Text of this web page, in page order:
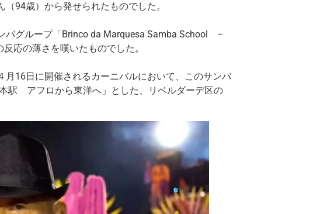
94歳）から発せられたものでした。
バグループ「Brinco da Marquesa Samba School –
応の薄さを嘆いたものでした。
16日に開催されるカーニバルにおいて、このサンバ
駅 アフロから東洋へ」とした、リベルダーデ区の